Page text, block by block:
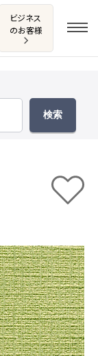
ビジネス
のお客様